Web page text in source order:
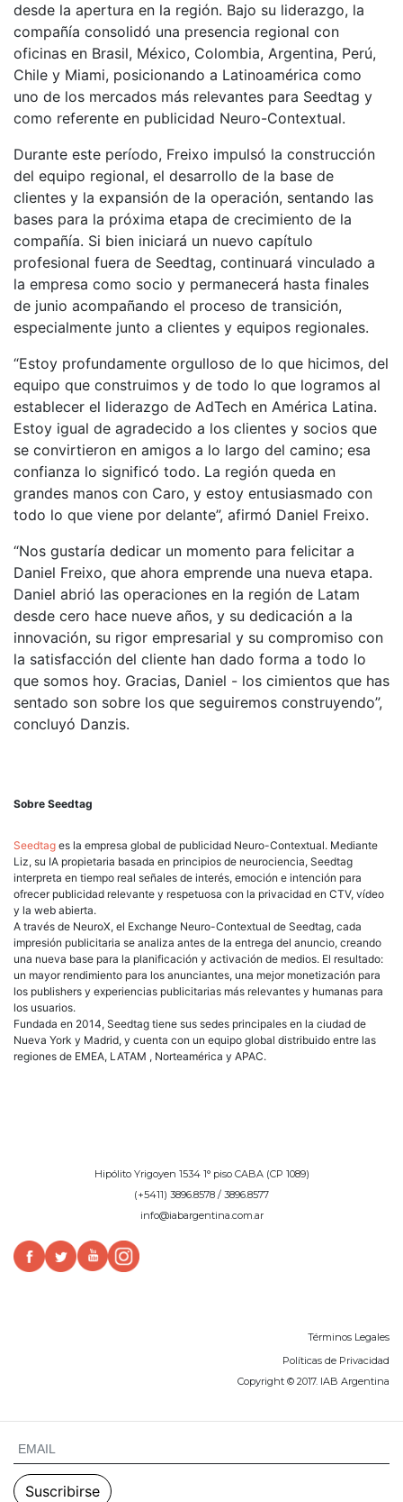
desde la apertura en la región. Bajo su liderazgo, la
compañía consolidó una presencia regional con
oficinas en Brasil, México, Colombia, Argentina, Perú,
Chile y Miami, posicionando a Latinoamérica como
uno de los mercados más relevantes para Seedtag y
como referente en publicidad Neuro-Contextual.
Durante este período, Freixo impulsó la construcción
del equipo regional, el desarrollo de la base de
clientes y la expansión de la operación, sentando las
bases para la próxima etapa de crecimiento de la
compañía. Si bien iniciará un nuevo capítulo
profesional fuera de Seedtag, continuará vinculado a
la empresa como socio y permanecerá hasta finales
de junio acompañando el proceso de transición,
especialmente junto a clientes y equipos regionales.
“Estoy profundamente orgulloso de lo que hicimos, del
equipo que construimos y de todo lo que logramos al
establecer el liderazgo de AdTech en América Latina.
Estoy igual de agradecido a los clientes y socios que
se convirtieron en amigos a lo largo del camino; esa
confianza lo significó todo. La región queda en
grandes manos con Caro, y estoy entusiasmado con
todo lo que viene por delante”, afirmó Daniel Freixo.
“Nos gustaría dedicar un momento para felicitar a
Daniel Freixo, que ahora emprende una nueva etapa.
Daniel abrió las operaciones en la región de Latam
desde cero hace nueve años, y su dedicación a la
innovación, su rigor empresarial y su compromiso con
la satisfacción del cliente han dado forma a todo lo
que somos hoy. Gracias, Daniel - los cimientos que has
sentado son sobre los que seguiremos construyendo”,
concluyó Danzis.
Sobre Seedtag
Seedtag es la empresa global de publicidad Neuro-Contextual. Mediante
Liz, su IA propietaria basada en principios de neurociencia, Seedtag
interpreta en tiempo real señales de interés, emoción e intención para
ofrecer publicidad relevante y respetuosa con la privacidad en CTV, vídeo
y la web abierta.
A través de NeuroX, el Exchange Neuro-Contextual de Seedtag, cada
impresión publicitaria se analiza antes de la entrega del anuncio, creando
una nueva base para la planificación y activación de medios. El resultado:
un mayor rendimiento para los anunciantes, una mejor monetización para
los publishers y experiencias publicitarias más relevantes y humanas para
los usuarios.
Fundada en 2014, Seedtag tiene sus sedes principales en la ciudad de
Nueva York y Madrid, y cuenta con un equipo global distribuido entre las
regiones de EMEA, LATAM , Norteamérica y APAC.
Hipólito Yrigoyen 1534 1° piso CABA (CP 1089)
(+5411) 3896.8578 / 3896.8577
info@iabargentina.com.ar
Términos Legales
Políticas de Privacidad
Copyright © 2017. IAB Argentina